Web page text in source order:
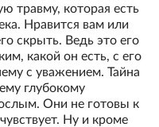
травму, которая есть
Нравится вам или
скрыть. Ведь это его
какой он есть, с его
с уважением. Тайна
глубокому
Они не готовы к
Ну и кроме